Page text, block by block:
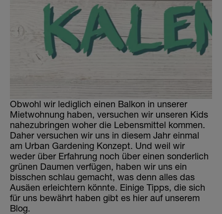
Obwohl wir lediglich einen Balkon in unserer
Mietwohnung haben, versuchen wir unseren Kids
nahezubringen woher die Lebensmittel kommen.
Daher versuchen wir uns in diesem Jahr einmal
am Urban Gardening Konzept. Und weil wir
weder über Erfahrung noch über einen sonderlich
grünen Daumen verfügen, haben wir uns ein
bisschen schlau gemacht, was denn alles das
Ausäen erleichtern könnte. Einige Tipps, die sich
für uns bewährt haben gibt es hier auf unserem
Blog.